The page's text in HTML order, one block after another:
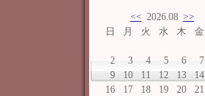
<< 2026.08 >>
日
2
9
16
月
3
10
17
火
4
11
18
水
5
12
19
木
6
13
20
金
7
14
21